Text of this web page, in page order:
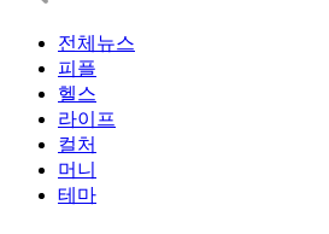
전체뉴스
피플
헬스
라이프
컬처
머니
테마